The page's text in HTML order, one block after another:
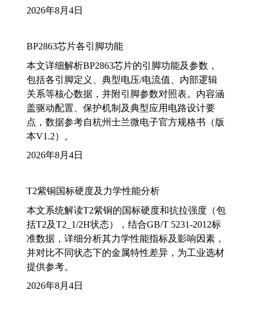
2026年8月4日
BP2863芯片各引脚功能
本文详细解析BP2863芯片的引脚功能及参数，
包括各引脚定义、典型电压/电流值、内部逻辑
关系等核心数据，并附引脚参数对照表。内容涵
盖驱动配置、保护机制及典型应用电路设计要
点，数据参考自杭州士兰微电子官方规格书（版
本V1.2）。
2026年8月4日
T2紫铜国标硬度及力学性能分析
本文系统解读T2紫铜的国标硬度和抗拉强度（包
括T2及T2_1/2H状态），结合GB/T 5231-2012标
准数据，详细分析其力学性能指标及影响因素，
并对比不同状态下的金属特性差异，为工业选材
提供参考。
2026年8月4日